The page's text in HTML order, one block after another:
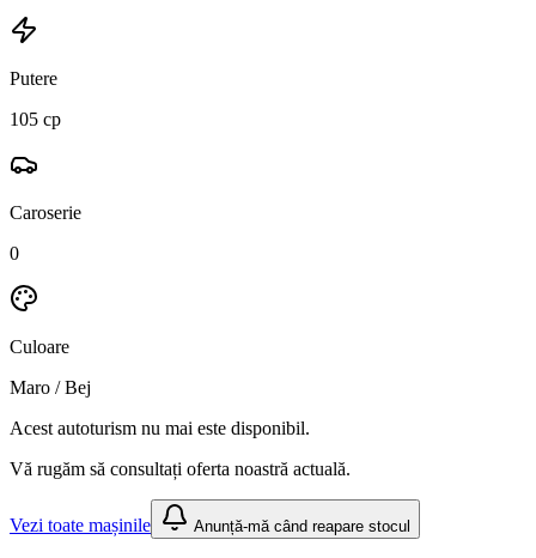
Putere
105 cp
Caroserie
0
Culoare
Maro / Bej
Acest autoturism nu mai este disponibil.
Vă rugăm să consultați oferta noastră actuală.
Vezi toate mașinile Anunță-mă când reapare stocul